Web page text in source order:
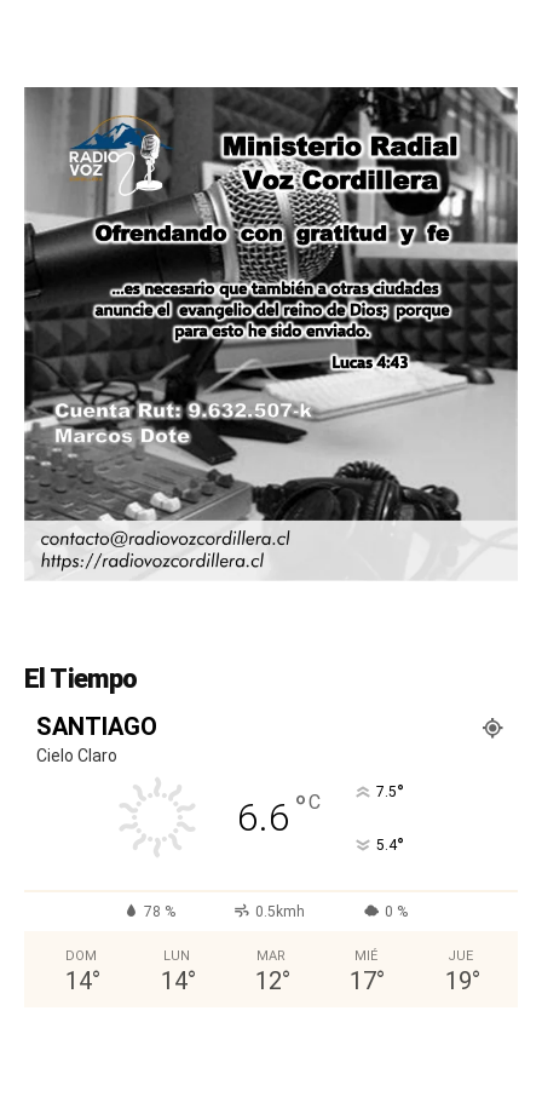
El Tiempo
SANTIAGO
Cielo Claro
6.6 °C 7.5°
5.4°
78 % 0.5kmh 0 %
DOM
14°
LUN
14°
MAR
12°
MIÉ
17°
JUE
19°